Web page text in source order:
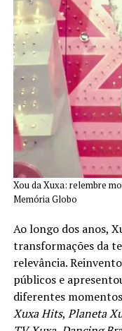
Xou da Xuxa: relembre
Memória Globo
Ao longo dos anos,
transformações da
relevância.
públicos e
diferentes
Xuxa Hits, Planeta